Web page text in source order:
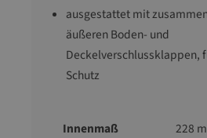
ausgestattet mit
äußeren Boden- und
Deckelverschlussklappen,
Schutz
Innenmaß
228